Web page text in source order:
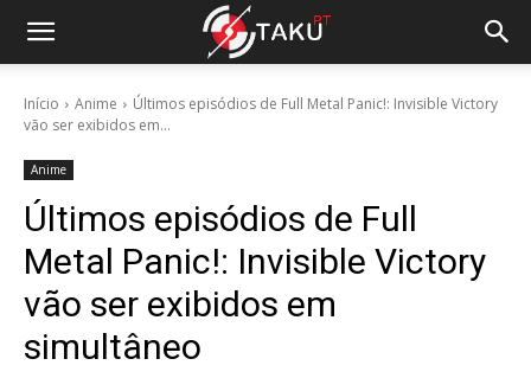
Início Anime
Últimos episódios de Full Metal Panic!: Invisible Victory
vão ser exibidos em...
Anime
Últimos episódios de Full
Metal Panic!: Invisible Victory
vão ser exibidos em
simultâneo